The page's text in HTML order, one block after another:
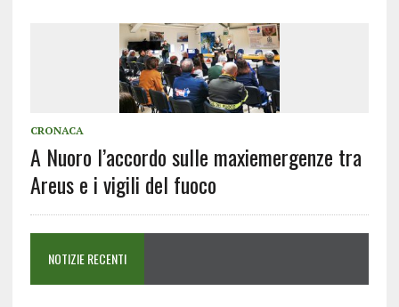
CRONACA
A Nuoro l’accordo sulle maxiemergenze tra
Areus e i vigili del fuoco
NOTIZIE RECENTI